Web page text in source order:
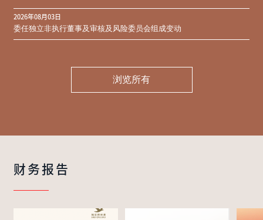
2026年08月03日
委任独立非执行董事及审核及风险委员会组成变动
浏览所有
财务报告